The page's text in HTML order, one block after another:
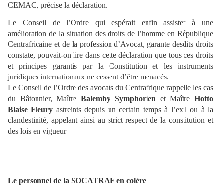
CEMAC, précise la déclaration.
Le Conseil de l’Ordre qui espérait enfin assister à une
amélioration de la situation des droits de l’homme en République
Centrafricaine et de la profession d’Avocat, garante desdits droits
constate, pouvait-on lire dans cette déclaration que tous ces droits
et principes garantis par la Constitution et les instruments
juridiques internationaux ne cessent d’être menacés.
Le Conseil de l’Ordre des avocats du Centrafrique rappelle les cas
du Bâtonnier, MaîtreBalemby Symphorien et MaîtreHotto
Blaise Fleury astreints depuis un certain temps à l’exil ou à la
clandestinité, appelant ainsi au strict respect de la constitution et
des lois en vigueur
Le personnel de la SOCATRAF en colère